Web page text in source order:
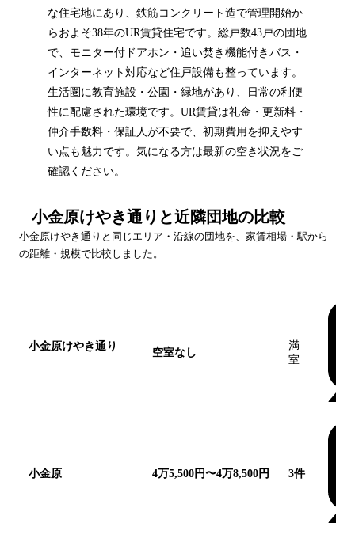
な住宅地にあり、鉄筋コンクリート造で管理開始か
らおよそ38年のUR賃貸住宅です。総戸数43戸の団地
で、モニター付ドアホン・追い焚き機能付きバス・
インターネット対応など住戸設備も整っています。
生活圏に教育施設・公園・緑地があり、日常の利便
性に配慮された環境です。UR賃貸は礼金・更新料・
仲介手数料・保証人が不要で、初期費用を抑えやす
い点も魅力です。気になる方は最新の空き状況をご
確認ください。
小金原けやき通り と近隣団地の比較
小金原けやき通り と同じエリア・沿線の団地を、家賃相場・駅から
の距離・規模で比較しました。
小金原けやき通り
空室なし
満
室
小金原 4万5,500円〜4万8,500円 3件